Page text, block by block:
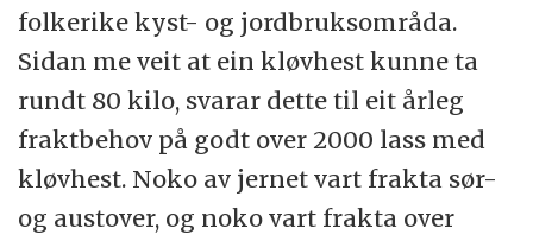
folkerike kyst- og jordbruksområda.
Sidan me veit at ein kløvhest kunne ta
rundt 80 kilo, svarar dette til eit årleg
fraktbehov på godt over 2000 lass med
kløvhest. Noko av jernet vart frakta sør-
og austover, og noko vart frakta over